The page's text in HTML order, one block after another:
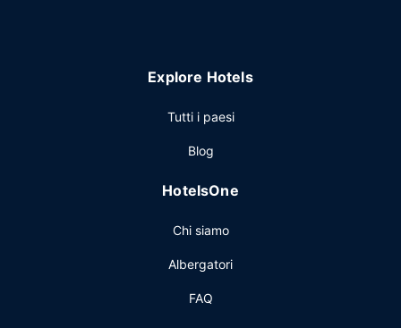
Explore Hotels
Tutti i paesi
Blog
HotelsOne
Chi siamo
Albergatori
FAQ